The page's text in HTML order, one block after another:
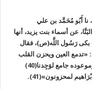
نا أَبُو مُحَمَّد بن علي
عن أسماء بنت يزيد، أنها
بكى رَسُول اللَّه(ص)، فقال
«تدمع العين ويحزن القلب
جامع لوَجِدنا(40)
لمحزونون»(41)
.